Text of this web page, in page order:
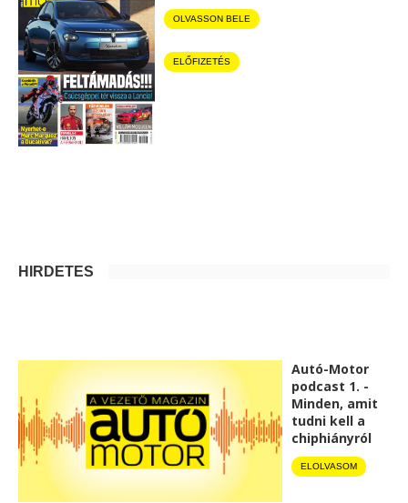
OLVASSON BELE
ELŐFIZETÉS
HIRDETÉS
Autó-Motor
podcast 1. -
Minden, amit
tudni kell a
chiphiányról
ELOLVASOM